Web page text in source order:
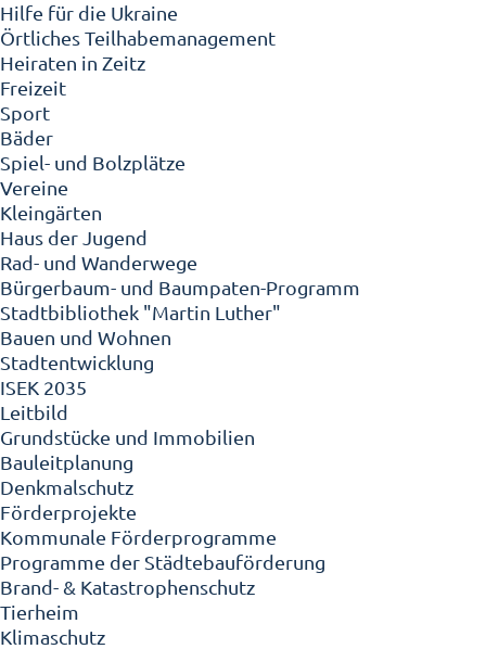
Hilfe für die Ukraine
Örtliches Teilhabemanagement
Heiraten in Zeitz
Freizeit
Sport
Bäder
Spiel- und Bolzplätze
Vereine
Kleingärten
Haus der Jugend
Rad- und Wanderwege
Bürgerbaum- und Baumpaten-Programm
Stadtbibliothek "Martin Luther"
Bauen und Wohnen
Stadtentwicklung
ISEK 2035
Leitbild
Grundstücke und Immobilien
Bauleitplanung
Denkmalschutz
Förderprojekte
Kommunale Förderprogramme
Programme der Städtebauförderung
Brand- & Katastrophenschutz
Tierheim
Klimaschutz